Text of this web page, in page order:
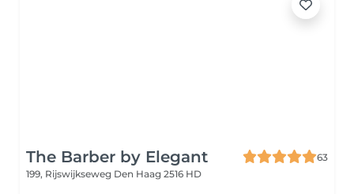
The Barber by Elegant
63
199, Rijswijkseweg Den Haag 2516 HD